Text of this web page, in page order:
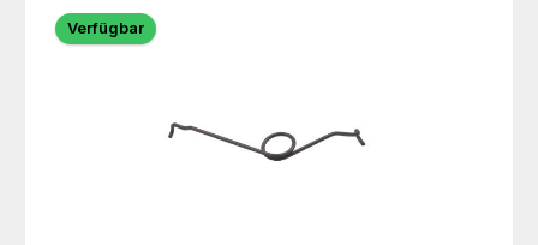
Bildergalerie überspringen
Verfügbar